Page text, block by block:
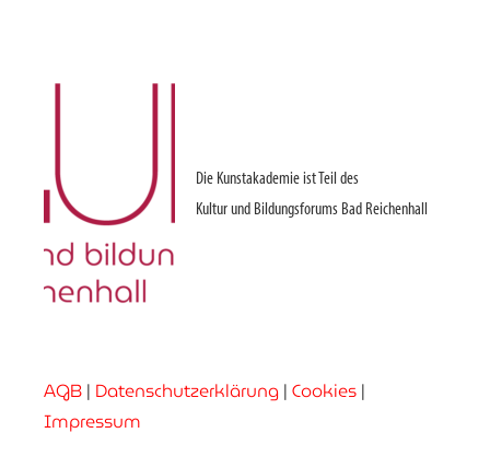
Die Kunstakademie ist Teil des
Kultur und Bildungsforums Bad Reichenhall
AGB | Datenschutzerklärung | Cookies |
Impressum